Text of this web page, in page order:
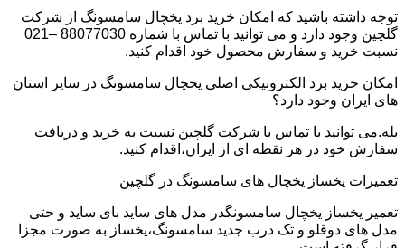
توجه داشته باشید که امکان خرید برد یخچال سامسونگ از شرکت
گلچین وجود دارد و می توانید با تماس با شماره 88077030 –021
نسبت خرید و سفارش محصول خود اقدام کنید.
امکان خرید برد الکترونیکی اصلی یخچال سامسونگ در سایر استان
های ایران وجود دارد؟
بله.می توانید با تماس با شرکت گلچین نسبت به خرید و دریافت
سفارش خود در هر نقطه ای از ایران،اقدام کنید.
تعمیرات یخساز یخچال های سامسونگ در گلچین
تعمیر یخساز یخچال سامسونگدر مدل های ساید بای ساید و حتی
مدل های دوقلو و تک درب جدید سامسونگ،یخساز به صورت مجزا